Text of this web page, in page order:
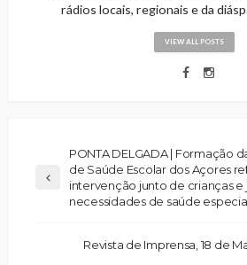
rádios locais, regionais e da
VIEW ALL POSTS
PONTA DELGADA | Formação
de Saúde Escolar dos Açores
intervenção junto de crianças e
necessidades de saúde
Revista de Imprensa, 18 de